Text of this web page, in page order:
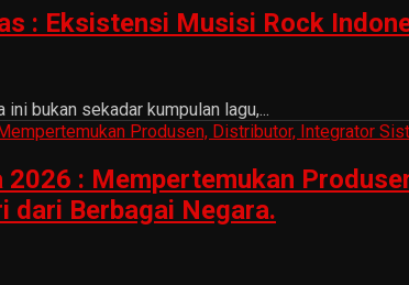
: Eksistensi Musisi Rock
ini bukan sekadar kumpulan lagu,...
2026 : Mempertemukan
dari Berbagai Negara.